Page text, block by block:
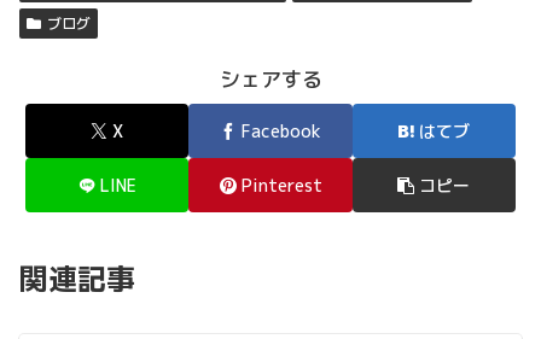
ブログ
シェアする
X Facebook はてブ
LINE Pinterest コピー
関連記事